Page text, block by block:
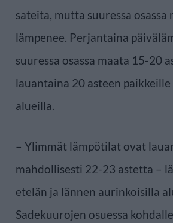
sateita, mutta suuressa osassa
lämpenee. Perjantaina
suuressa osassa maata 15-20
lauantaina 20 asteen
alueilla.
– Ylimmät lämpötilat ovat
mahdollisesti 22-23 astetta –
etelän ja lännen aurinkoisilla
Sadekuurojen osuessa